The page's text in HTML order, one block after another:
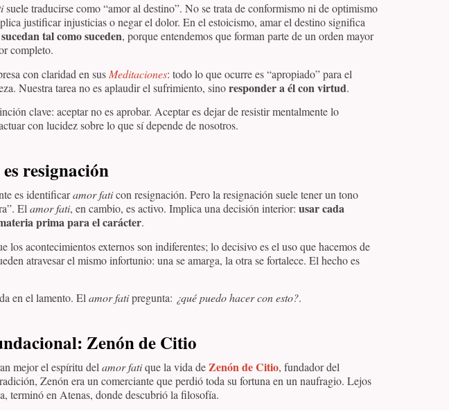
suele traducirse como “amor al destino”. No se trata de conformismo ni de optimismo
justificar injusticias o negar el dolor. En el estoicismo, amar el destino significa
tal como suceden, porque entendemos que forman parte de un orden mayor
completo.
con claridad en sus Meditaciones: todo lo que ocurre es “apropiado” para el
Nuestra tarea no es aplaudir el sufrimiento, sinoresponder a él con virtud.
clave: aceptar no es aprobar. Aceptar es dejar de resistir mentalmente lo
con lucidez sobre lo que sí depende de nosotros.
resignación
es identificaramor faticon resignación. Pero la resignación suele tener un tono
El amor fati, en cambio, es activo. Implica una decisión interior: usar cada
prima para el carácter.
los acontecimientos externos son indiferentes; lo decisivo es el uso que hacemos de
atravesar el mismo infortunio: una se amarga, la otra se fortalece. El hecho es
en el lamento. El amor fatipregunta: ¿qué puedo hacer con esto?.
Zenón de Citio
mejor el espíritu del amor fatique la vida deZenón de Citio, fundador del
Zenón era un comerciante que perdió toda su fortuna en un naufragio. Lejos
terminó en Atenas, donde descubrió la filosofía.